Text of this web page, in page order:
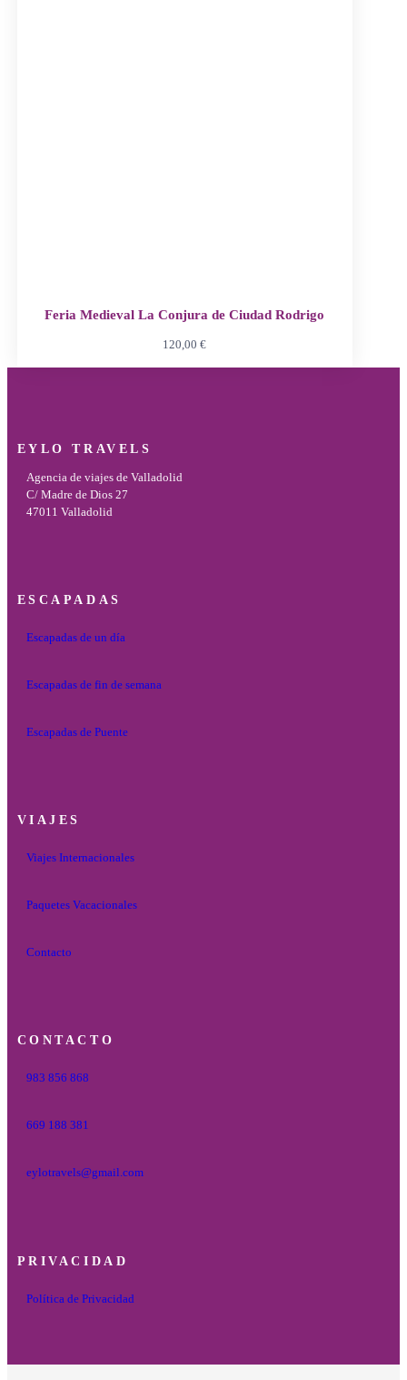
Feria Medieval La Conjura de Ciudad Rodrigo
120,00€
EYLO TRAVELS
Agencia de viajes de Valladolid
C/ Madre de Dios 27
47011 Valladolid
ESCAPADAS
Escapadas de un día
Escapadas de fin de semana
Escapadas de Puente
VIAJES
Viajes Internacionales
Paquetes Vacacionales
Contacto
CONTACTO
983 856 868
669 188 381
eylotravels@gmail.com
PRIVACIDAD
Política de Privacidad